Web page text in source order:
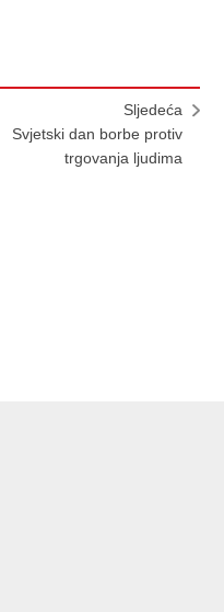
Sljedeća
Svjetski dan borbe protiv
trgovanja ljudima